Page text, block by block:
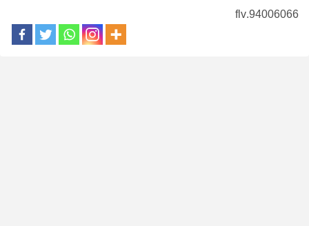
94006066.flv